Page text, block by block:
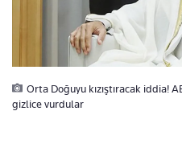
Orta Doğuyu kızıştıracak iddia!
gizlice vurdular